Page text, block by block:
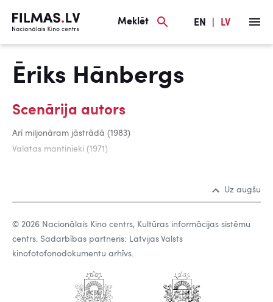
Meklēt EN LV
Ēriks Hānbergs
Scenārija autors
Arī miljonāram jāstrādā (1983)
Valatas mantinieki (1971)
Uz augšu
© 2026 Nacionālais Kino centrs, Kultūras informācijas sistēmu
centrs. Sadarbības partneris: Latvijas Valsts
kinofotofonodokumentu arhīvs.